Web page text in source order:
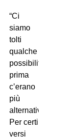
“Ci
siamo
tolti
qualche
possibilità,
prima
c’erano
più
alternative.
Per certi
versi